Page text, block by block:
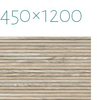
450×1200